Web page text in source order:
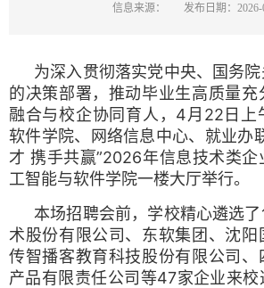
信息来源： 发布日期：2026-
为深入贯彻落实党中央、国务
的决策部署，推动毕业生高质量
融合与校企协同育人，4月22日上
软件学院、网络信息中心、就业办
才 携手共赢”2026年信息技术类企
工智能与软件学院一楼大厅举行。
本场招聘会前，学校精心遴选
术股份有限公司、东软集团、沈阳
传智播客教育科技股份有限公司、
产品有限责任公司等47家企业来